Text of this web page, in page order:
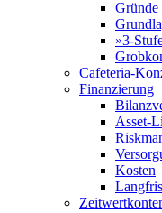
Gründe
»3-
Cafeteria-
Finanzierung
Asset-
Kosten